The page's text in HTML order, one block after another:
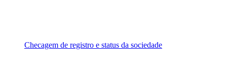
Checagem de registro e status da sociedade